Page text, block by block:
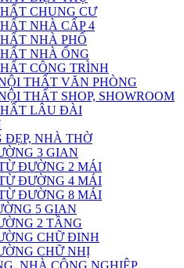
CHUNG CƯ
NHÀ CẤP 4
NHÀ PHỐ
NHÀ ỐNG
CÔNG TRÌNH
THẤT VĂN PHÒNG
THẤT SHOP, SHOWROOM
LÂU ĐÀI
NHÀ THỜ
3 GIAN
ĐƯỜNG 2 MÁI
ĐƯỜNG 4 MÁI
ĐƯỜNG 8 MÁI
5 GIAN
2 TẦNG
CHỮ ĐINH
CHỮ NHỊ
NHÀ CÔNG NGHIỆP